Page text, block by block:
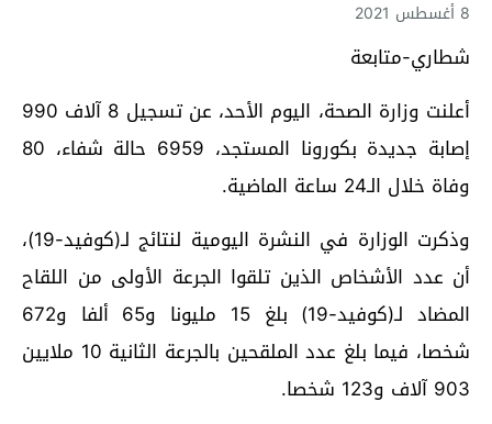
8 أغسطس 2021
شطاري-متابعة
أعلنت وزارة الصحة، اليوم الأحد، عن تسجيل 8 آلاف 990
إصابة جديدة بكورونا المستجد، 6959 حالة شفاء، 80
وفاة خلال الـ24 ساعة الماضية.
وذكرت الوزارة في النشرة اليومية لنتائج لـ(كوفيد-19)،
أن عدد الأشخاص الذين تلقوا الجرعة الأولى من اللقاح
المضاد لـ(كوفيد-19) بلغ 15 مليونا و65 ألفا و672
شخصا، فيما بلغ عدد الملقحين بالجرعة الثانية 10 ملايين
903 آلاف و123 شخصا.